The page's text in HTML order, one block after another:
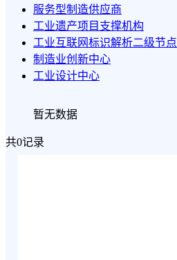
服务型制造供应商
工业遗产项目支撑机构
工业互联网标识解析二级节点
制造业创新中心
工业设计中心
暂无数据
共0记录